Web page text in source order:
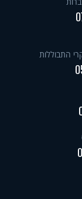
התבוללות